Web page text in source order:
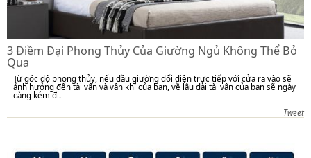
3 Điềm Đại Phong Thủy Của Giường Ngủ Không Thể Bỏ
Qua
Từ góc độ phong thủy, nếu đầu giường đối diện trực tiếp với cửa ra vào sẽ
ảnh hưởng đến tài vận và vận khí của bạn, về lâu dài tài vận của bạn sẽ ngày
càng kém đi.
Tweet